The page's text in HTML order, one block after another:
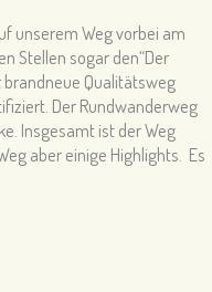
unserem Weg vorbei am
Stellen sogar den“Der
brandneue Qualitätsweg
Der Rundwanderweg
Insgesamt ist der Weg
aber einige Highlights. Es